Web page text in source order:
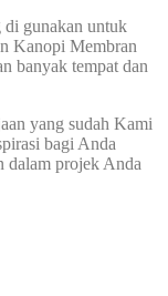
di gunakan untuk
Kanopi Membran
banyak tempat dan
yang sudah Kami
bagi Anda
dalam projek Anda